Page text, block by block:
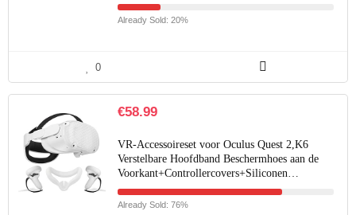
Already Sold: 20%
0
€58.99
VR-Accessoireset voor Oculus Quest 2,K6
Verstelbare Hoofdband Beschermhoes aan de
Voorkant+Controllercovers+Siliconen…
Already Sold: 76%